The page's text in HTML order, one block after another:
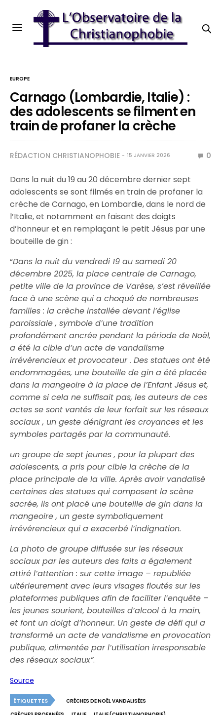
EUROPE
Carnago (Lombardie, Italie) :
des adolescents se filment en
train de profaner la crèche
RÉDACTION CHRISTIANOPHOBIE 15 JANVIER 2026 0
Dans la nuit du 19 au 20 décembre dernier sept
adolescents se sont filmés en train de profaner la
crèche de Carnago, en Lombardie, dans le nord de
l’Italie, et notamment en faisant des doigts
d’honneur et en remplaçant le petit Jésus par une
bouteille de gin :
“Dans la nuit du vendredi 19 au samedi 20
décembre 2025, la place centrale de Carnago,
petite ville de la province de Varèse, s’est réveillée
face à une scène qui a choqué de nombreuses
familles : lacrèche installée devant l’église
paroissiale, symbole d’une tradition
profondément ancrée pendant la période de Noël,
a été la cible d’un acte de vandalisme
irrévérencieux et provocateur. Des statues ont été
endommagées, une bouteille de gin a été placée
dans la mangeoire à la place de l’Enfant Jésus et,
comme si cela ne suffisait pas, les auteurs de ces
actes se sont vantésde leur forfait sur les réseaux
sociaux, un geste dénigrant les croyances et les
symboles partagés par la communauté.
un groupe desept jeunes, pour la plupart des
adolescents, a pris pour cible la crèche de la
place principale de la ville. Après avoir vandalisé
certaines des statues qui composent la scène
sacrée, ils ont placé unebouteille de gin dans la
mangeoire , un geste symboliquement
irrévérencieux qui a exacerbé l’indignation.
La photo de groupe diffusée sur les réseaux
sociaux par les auteurs des faits a également
attiré l’attention : sur cette image – republiée
ultérieurement avec leurs visages floutés sur les
plateformes publiques afin de faciliter l’enquête –
les jeunes sourient, bouteilles d’alcool à la main,
et font un doigt d’honneur. Un geste de défi qui a
transformé un acte de vandalisme en provocation
publique, alimentée par l’utilisation irresponsable
des réseaux sociaux”.
Source
ÉTIQUETTES
CRÈCHES DE NOËL VANDALISÉES